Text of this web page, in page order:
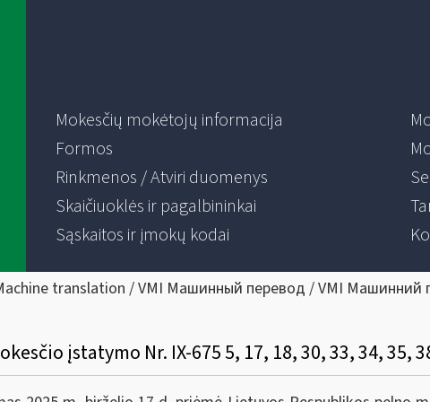
Mokesčių mokėtojų informacija
Formos
Rinkmenos / Atviri duomenys
Skaičiuoklės ir pagalbininkai
Sąskaitos ir įmokų kodai
translation / VMI Машинный перевод / VMI Машинний